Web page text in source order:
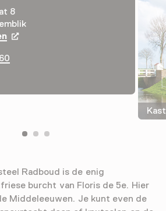
8
Opent in een nieuw tabblad
Radboud is de enig
burcht van Floris de 5e. Hier
Middeleeuwen. Je kunt even de